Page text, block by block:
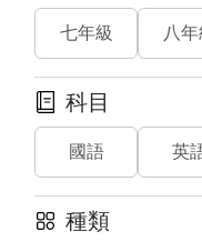
七年級 八
科目
國語 英
種類